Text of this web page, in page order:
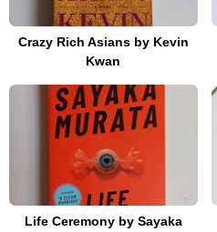
Crazy Rich Asians by Kevin
Kwan
Life Ceremony by Sayaka